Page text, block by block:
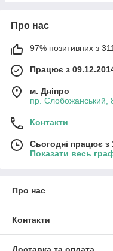
Про нас
97% позитивних з
Працює з
м. Дніпро
пр. Слобожанський,
Контакти
Сьогодні працює з
Показати весь
Про нас
Контакти